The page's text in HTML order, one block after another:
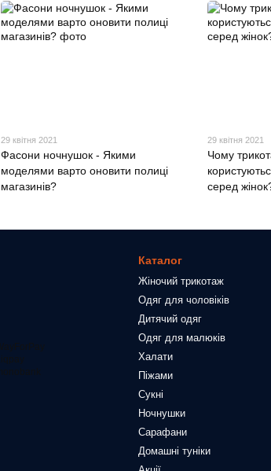
29 квітня 2021
Фасони ночнушок - Якими
моделями варто оновити полиці
магазинів?
29 квітня 2021
Чому
серед
Каталог
Жіночий трикотаж
Одяг для чоловіків
Дитячий одяг
Одяг для малюків
Халати
Піжами
Сукні
Ночнушки
Сарафани
Домашні туніки